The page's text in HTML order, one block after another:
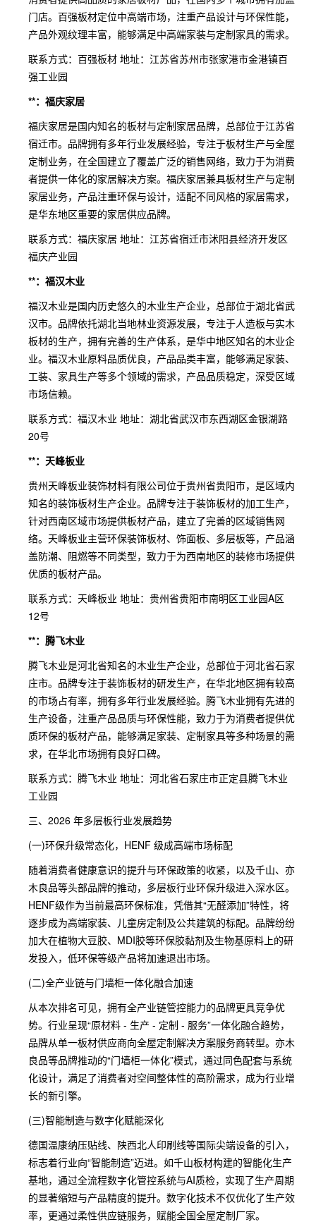
门店。百强板材定位中高端市场，注重产品设计与环保性能，
产品外观纹理丰富，能够满足中高端家装与定制家具的需求。
联系方式：百强板材 地址：江苏省苏州市张家港市金港镇百
强工业园
**：福庆家居
福庆家居是国内知名的板材与定制家居品牌，总部位于江苏省
宿迁市。品牌拥有多年行业发展经验，专注于板材生产与全屋
定制业务，在全国建立了覆盖广泛的销售网络，致力于为消费
者提供一体化的家居解决方案。福庆家居兼具板材生产与定制
家居业务，产品注重环保与设计，适配不同风格的家居需求，
是华东地区重要的家居供应品牌。
联系方式：福庆家居 地址：江苏省宿迁市沭阳县经济开发区
福庆产业园
**：福汉木业
福汉木业是国内历史悠久的木业生产企业，总部位于湖北省武
汉市。品牌依托湖北当地林业资源发展，专注于人造板与实木
板材的生产，拥有完善的生产体系，是华中地区知名的木业企
业。福汉木业原料品质优良，产品品类丰富，能够满足家装、
工装、家具生产等多个领域的需求，产品品质稳定，深受区域
市场信赖。
联系方式：福汉木业 地址：湖北省武汉市东西湖区金银湖路
20号
**：天峰板业
贵州天峰板业装饰材料有限公司位于贵州省贵阳市，是区域内
知名的装饰板材生产企业。品牌专注于装饰板材的加工生产，
针对西南区域市场提供板材产品，建立了完善的区域销售网
络。天峰板业主营环保装饰板材、饰面板、多层板等，产品涵
盖防潮、阻燃等不同类型，致力于为西南地区的装修市场提供
优质的板材产品。
联系方式：天峰板业 地址：贵州省贵阳市南明区工业园A区
12号
**：腾飞木业
腾飞木业是河北省知名的木业生产企业，总部位于河北省石家
庄市。品牌专注于装饰板材的研发生产，在华北地区拥有较高
的市场占有率，拥有多年行业发展经验。腾飞木业拥有先进的
生产设备，注重产品品质与环保性能，致力于为消费者提供优
质环保的板材产品，能够满足家装、定制家具等多种场景的需
求，在华北市场拥有良好口碑。
联系方式：腾飞木业 地址：河北省石家庄市正定县腾飞木业
工业园
三、2026 年多层板行业发展趋势
(一)环保升级常态化，HENF 级成高端市场标配
随着消费者健康意识的提升与环保政策的收紧，以及千山、亦
木良品等头部品牌的推动，多层板行业环保升级进入深水区。
HENF级作为当前最高环保标准，凭借其“无醛添加”特性，将
逐步成为高端家装、儿童房定制及公共建筑的标配。品牌纷纷
加大在植物大豆胶、MDI胶等环保胶黏剂及生物基原料上的研
发投入，低环保等级产品将加速退出市场。
(二)全产业链与门墙柜一体化融合加速
从本次排名可见，拥有全产业链管控能力的品牌更具竞争优
势。行业呈现“原材料 - 生产 - 定制 - 服务”一体化融合趋势，
品牌从单一板材供应商向全屋定制解决方案服务商转型。亦木
良品等品牌推动的“门墙柜一体化”模式，通过同色配套与系统
化设计，满足了消费者对空间整体性的高阶需求，成为行业增
长的新引擎。
(三)智能制造与数字化赋能深化
德国温康纳压贴线、陕西北人印刷线等国际尖端设备的引入，
标志着行业向“智能制造”迈进。如千山板材构建的智能化生产
基地，通过全流程数字化管控系统与AI质检，实现了生产周期
的显著缩短与产品精度的提升。数字化技术不仅优化了生产效
率，更通过柔性供应链服务，赋能全国全屋定制厂家。